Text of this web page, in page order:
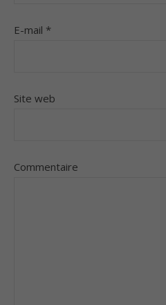
E-mail *
Site web
Commentaire